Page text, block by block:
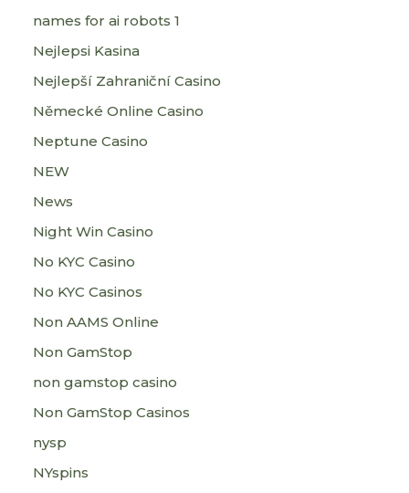
names for ai robots 1
Nejlepsi Kasina
Nejlepší Zahraniční Casino
Německé Online Casino
Neptune Casino
NEW
News
Night Win Casino
No KYC Casino
No KYC Casinos
Non AAMS Online
Non GamStop
non gamstop casino
Non GamStop Casinos
nysp
NYspins